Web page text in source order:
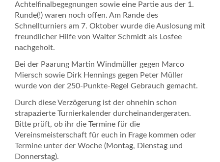
Achtelfinalbegegnungen sowie eine Partie aus der 1.
Runde(!) waren noch offen. Am Rande des
Schnellturniers am 7. Oktober wurde die Auslosung mit
freundlicher Hilfe von Walter Schmidt als Losfee
nachgeholt.
Bei der Paarung Martin Windmüller gegen Marco
Miersch sowie Dirk Hennings gegen Peter Müller
wurde von der 250-Punkte-Regel Gebrauch gemacht.
Durch diese Verzögerung ist der ohnehin schon
strapazierte Turnierkalender durcheinandergeraten.
Bitte prüft, ob ihr die Termine für die
Vereinsmeisterschaft für euch in Frage kommen oder
Termine unter der Woche (Montag, Dienstag und
Donnerstag).